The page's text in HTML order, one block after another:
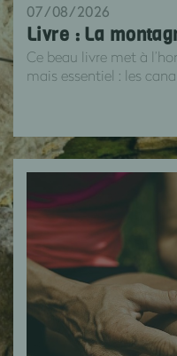
07/08/2026
Livre : La
Ce beau livre met à
mais essentiel : les